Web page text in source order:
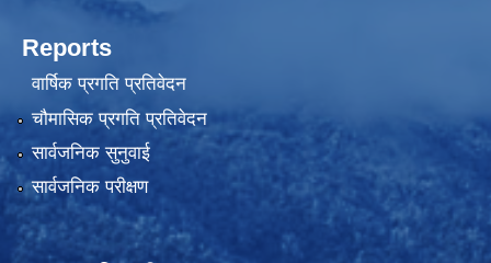
Reports
वार्षिक प्रगति प्रतिवेदन
चौमासिक प्रगति प्रतिवेदन
सार्वजनिक सुनुवाई
सार्वजनिक परीक्षण